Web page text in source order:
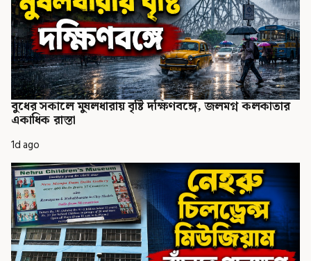
বুধের সকালে মুষলধারায় বৃষ্টি দক্ষিণবঙ্গে, জলমগ্ন কলকাতার
একাধিক রাস্তা
1d ago